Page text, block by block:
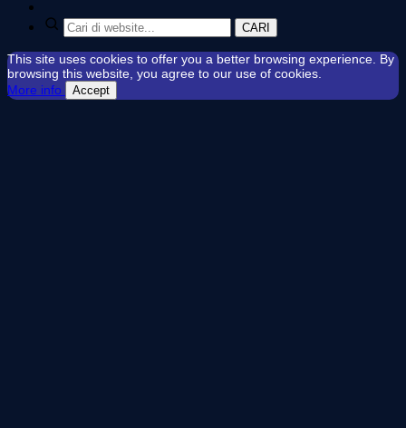
CARI
This site uses cookies to offer you a better browsing experience. By
browsing this website, you agree to our use of cookies.
More info
Accept